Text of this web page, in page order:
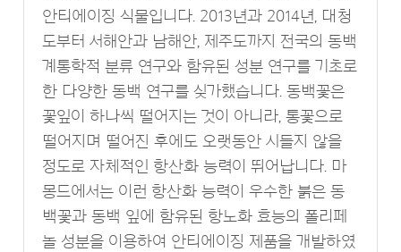
안티에이징 식물입니다. 2013년과 2014년, 대청
도부터 서해안과 남해안, 제주도까지 전국의 동백
계통학적 분류 연구와 함유된 성분 연구를 기초로
한 다양한 동백 연구를 싲가했습니다. 동백꽃은
꽃잎이 하나씩 떨어지는 것이 아니라, 통꽃으로
떨어지며 떨어진 후에도 오랫동안 시들지 않을
정도로 자체적인 항산화 능력이 뛰어납니다. 마
몽드에서는 이런 항산화 능력이 우수한 붉은 동
백꽃과 동백 잎에 함유된 항노화 효능의 폴리페
놀 성분을 이용하여 안티에이징 제품을 개발하였